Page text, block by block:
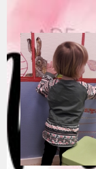
inhoud